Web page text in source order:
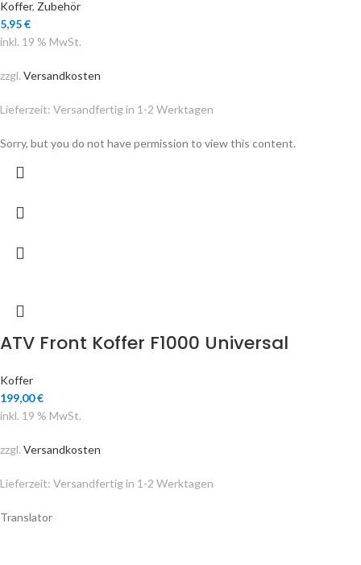
Koffer, Zubehör
5,95€
inkl. 19 % MwSt.
zzgl. Versandkosten
Lieferzeit: Versandfertig in 1-2 Werktagen
Sorry, but you do not have permission to view this content.
ATV Front Koffer F1000 Universal
Koffer
199,00€
inkl. 19 % MwSt.
zzgl. Versandkosten
Lieferzeit: Versandfertig in 1-2 Werktagen
Translator